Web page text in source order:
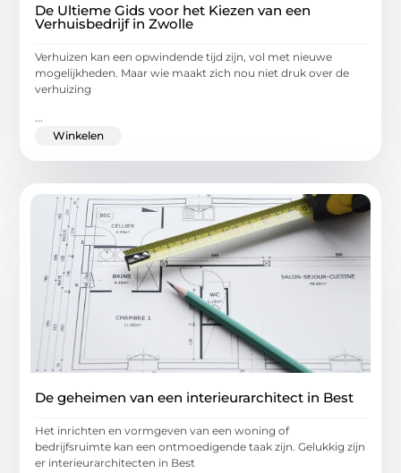
De Ultieme Gids voor het Kiezen van een
Verhuisbedrijf in Zwolle
Verhuizen kan een opwindende tijd zijn, vol met nieuwe
mogelijkheden. Maar wie maakt zich nou niet druk over de
verhuizing
...
Winkelen
De geheimen van een interieurarchitect in Best
Het inrichten en vormgeven van een woning of
bedrijfsruimte kan een ontmoedigende taak zijn. Gelukkig zijn
er interieurarchitecten in Best